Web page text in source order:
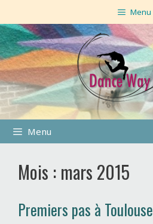
contenu
Menu
Menu
Mois : mars 2015
Premiers pas à Toulouse